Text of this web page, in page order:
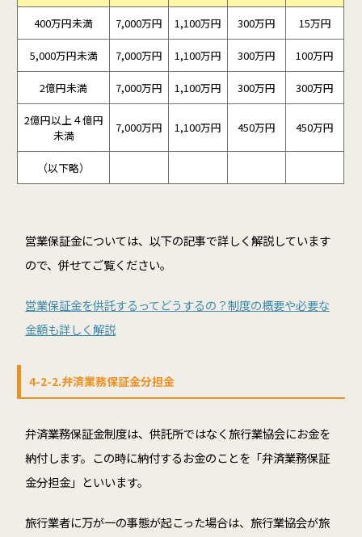
400万円未満 7,000万円 1,100万円 300万円 15万円
5,000万円未満 7,000万円 1,100万円 300万円 100万円
2億円未満 7,000万円 1,100万円 300万円 300万円
2億円以上４億円
未満
7,000万円 1,100万円 450万円 450万円
（以下略）
営業保証金については、以下の記事で詳しく解説しています
ので、併せてご覧ください。
営業保証金を供託するってどうするの？制度の概要や必要な
金額も詳しく解説
4-2-2.弁済業務保証金分担金
弁済業務保証金制度は、供託所ではなく旅行業協会にお金を
納付します。この時に納付するお金のことを「弁済業務保証
金分担金」といいます。
旅行業者に万が一の事態が起こった場合は、旅行業協会が旅